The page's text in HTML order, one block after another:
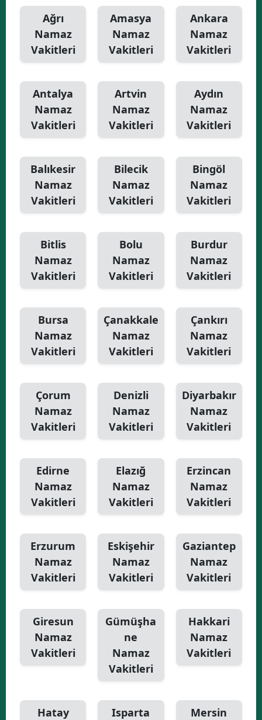
Ağrı
Namaz
Vakitleri
Amasya
Namaz
Vakitleri
Ankara
Namaz
Vakitleri
Antalya
Namaz
Vakitleri
Artvin
Namaz
Vakitleri
Aydın
Namaz
Vakitleri
Balıkesir
Namaz
Vakitleri
Bilecik
Namaz
Vakitleri
Bingöl
Namaz
Vakitleri
Bitlis
Namaz
Vakitleri
Bolu
Namaz
Vakitleri
Burdur
Namaz
Vakitleri
Bursa
Namaz
Vakitleri
Çanakkale
Namaz
Vakitleri
Çankırı
Namaz
Vakitleri
Çorum
Namaz
Vakitleri
Denizli
Namaz
Vakitleri
Diyarbakır
Namaz
Vakitleri
Edirne
Namaz
Vakitleri
Elazığ
Namaz
Vakitleri
Erzincan
Namaz
Vakitleri
Erzurum
Namaz
Vakitleri
Eskişehir
Namaz
Vakitleri
Gaziantep
Namaz
Vakitleri
Giresun
Namaz
Vakitleri
Gümüşha
ne
Namaz
Vakitleri
Hakkari
Namaz
Vakitleri
Hatay
Isparta
Mersin